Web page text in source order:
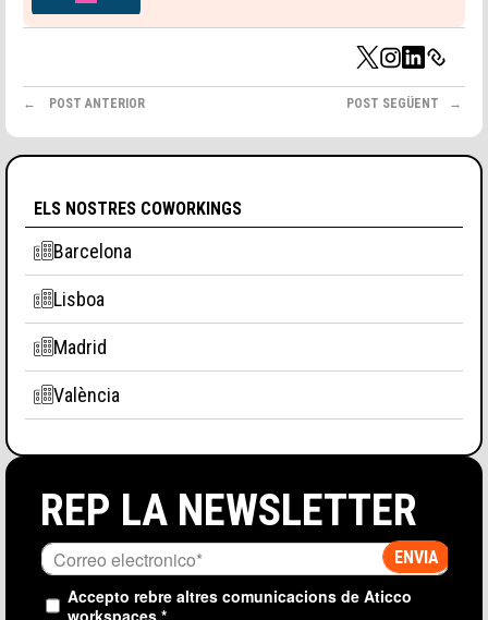
POST ANTERIOR POST SEGÜENT
ELS NOSTRES COWORKINGS
Barcelona
Lisboa
Madrid
València
REP LA NEWSLETTER
Accepto rebre altres comunicacions de Aticco
workspaces.*